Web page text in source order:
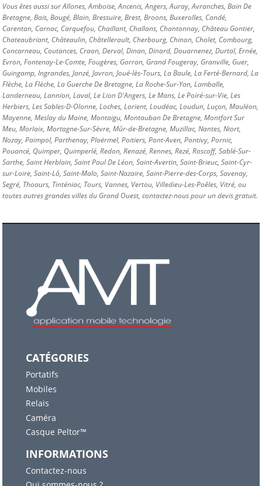
Vous êtes aussi surAllones,Amboise,Ancenis,Angers,Auray,Avranches,Bain De
Bretagne,Bais,Baugé,Blain,Bressuire,Brest,Broons,Buxerolles, Candé,
Carentan, Carnac, Carquefou, Chaillant, Challans, Chantonnay, Château Gontier,
Chateaubriant, Châteaulin, Châtellerault, Cherbourg, Chinon, Cholet, Combourg,
Concarneau, Coutances, Craon,Derval,Dinan,Dinard,Douarnenez,Durtal,Ernée,
Evron,Fontenay-Le-Comte,Fougères, Gorron, Grand Fougeray, Granville, Guer,
Guingamp,Ingrandes,Janzé,Javron,Joué-lès-Tours,La Baule,La Ferté-Bernard,La
Flèche,La Flèche,La Guerche De Bretagne,La Roche-Sur-Yon,Lamballe,
Landerneau,Lannion,Laval,Le Lion D'Angers,Le Mans,Le Poiré-sur-Vie,Les
Herbiers,Les Sables-D-Olonne,Loches,Lorient,Loudéac,Loudun,Luçon,Mauléon,
Mayenne,Meslay du Maine,Montaigu,Montauban De Bretagne,Montfort Sur
Meu,Morlaix,Mortagne-Sur-Sèvre,Mûr-de-Bretagne,Muzillac,Nantes,Niort,
Nozay,Paimpol,Parthenay,Ploërmel,Poitiers,Pont-Aven,Pontivy,Pornic,
Pouancé, Quimper, Quimperlé,Redon,Renazé,Rennes,Rezé,Roscoff,Sablé-Sur-
Sarthe,Saint Herblain,Saint Paul De Léon,Saint-Avertin,Saint-Brieuc,Saint-Cyr-
sur-Loire,Saint-Lô,Saint-Malo,Saint-Nazaire,Saint-Pierre-des-Corps,Savenay,
Segré, Thoaurs, Tinténiac, Tours, Vannes, Vertou, Villedieu-Les-Poêles, Vitré, ou
toutes autres grandes villes du Grand Ouest, contactez-nous pour un devis gratuit.
CATÉGORIES
Portatifs
Mobiles
Relais
Caméra
Casque Peltor™
INFORMATIONS
Contactez-nous